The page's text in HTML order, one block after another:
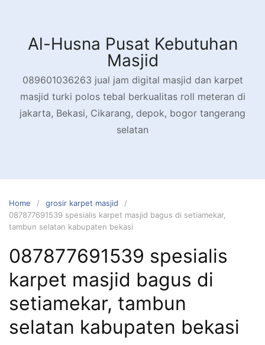
contentAl-Husna Pusat Kebutuhan
Masjid
089601036263 jual jam digital masjid dan karpet
masjid turki polos tebal berkualitas roll meteran di
jakarta, Bekasi, Cikarang, depok, bogor tangerang
selatan
Home
grosir karpet masjid
087877691539 spesialis karpet masjid bagus di setiamekar,
tambun selatan kabupaten bekasi
087877691539 spesialis
karpet masjid bagus di
setiamekar, tambun
selatan kabupaten bekasi